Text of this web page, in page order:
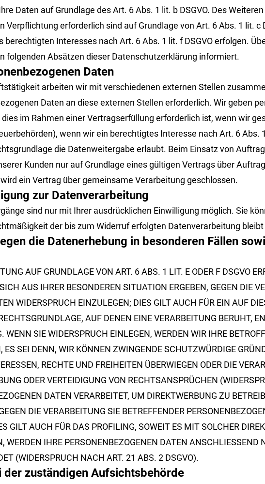
Daten auf Grundlage des Art. 6 Abs. 1 lit. b DSGVO. Des
Verpflichtung erforderlich sind auf Grundlage von Art. 6 Abs. 1 lit. c
berechtigten Interesses nach Art. 6 Abs. 1 lit. f DSGVO erfolgen.
folgenden Absätzen dieser Datenschutzerklärung informiert.
Daten
arbeiten wir mit verschiedenen externen Stellen
Daten an diese externen Stellen erforderlich. Wir geben
im Rahmen einer Vertragserfüllung erforderlich ist, wenn wir
wenn wir ein berechtigtes Interesse nach Art. 6 Abs.
die Datenweitergabe erlaubt. Beim Einsatz von
Kunden nur auf Grundlage eines gültigen Vertrags über
ein Vertrag über gemeinsame Verarbeitung geschlossen.
zur Datenverarbeitung
sind nur mit Ihrer ausdrücklichen Einwilligung möglich. Sie
der bis zum Widerruf erfolgten Datenverarbeitung
die Datenerhebung in besonderen Fällen
AUF GRUNDLAGE VON ART. 6 ABS. 1 LIT. E ODER F DSGVO
AUS IHRER BESONDEREN SITUATION ERGEBEN, GEGEN DIE
WIDERSPRUCH EINZULEGEN; DIES GILT AUCH FÜR EIN AUF
AUF DENEN EINE VERARBEITUNG BERUHT,
SIE WIDERSPRUCH EINLEGEN, WERDEN WIR IHRE
SEI DENN, WIR KÖNNEN ZWINGENDE SCHUTZWÜRDIGE
RECHTE UND FREIHEITEN ÜBERWIEGEN ODER DIE
ODER VERTEIDIGUNG VON RECHTSANSPRÜCHEN
DATEN VERARBEITET, UM DIREKTWERBUNG ZU
DIE VERARBEITUNG SIE BETREFFENDER
GILT AUCH FÜR DAS PROFILING, SOWEIT ES MIT SOLCHER
WERDEN IHRE PERSONENBEZOGENEN DATEN
(WIDERSPRUCH NACH ART. 21 ABS. 2 DSGVO).
der zuständigen Aufsichts­behörde